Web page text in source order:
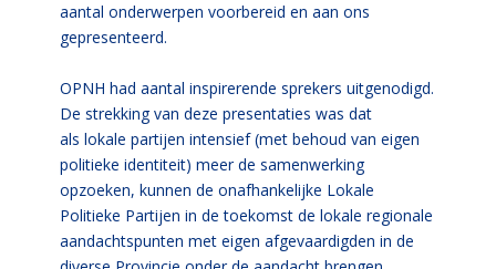
aantal onderwerpen voorbereid en aan ons
gepresenteerd.
OPNH had aantal inspirerende sprekers uitgenodigd.
De strekking van deze presentaties was dat
als lokale partijen intensief (met behoud van eigen
politieke identiteit) meer de samenwerking
opzoeken, kunnen de onafhankelijke Lokale
Politieke Partijen in de toekomst de lokale regionale
aandachtspunten met eigen afgevaardigden in de